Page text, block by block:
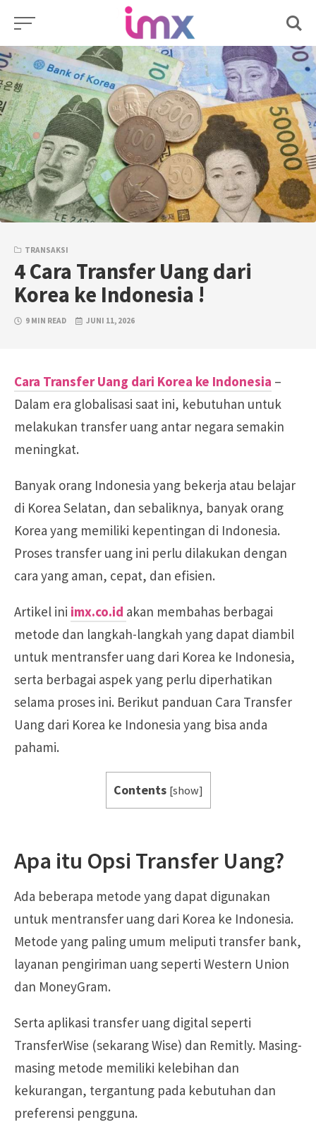
content
TRANSAKSI
4 Cara Transfer Uang dari
Korea ke Indonesia !
9 MIN READ JUNI 11, 2026
Cara Transfer Uang dari Korea ke Indonesia –
Dalam era globalisasi saat ini, kebutuhan untuk
melakukan transfer uang antar negara semakin
meningkat.
Banyak orang Indonesia yang bekerja atau belajar
di Korea Selatan, dan sebaliknya, banyak orang
Korea yang memiliki kepentingan di Indonesia.
Proses transfer uang ini perlu dilakukan dengan
cara yang aman, cepat, dan efisien.
Artikel ini imx.co.id akan membahas berbagai
metode dan langkah-langkah yang dapat diambil
untuk mentransfer uang dari Korea ke Indonesia,
serta berbagai aspek yang perlu diperhatikan
selama proses ini. Berikut panduan Cara Transfer
Uang dari Korea ke Indonesia yang bisa anda
pahami.
Contents [show]
Apa itu Opsi Transfer Uang?
Ada beberapa metode yang dapat digunakan
untuk mentransfer uang dari Korea ke Indonesia.
Metode yang paling umum meliputi transfer bank,
layanan pengiriman uang seperti Western Union
dan MoneyGram.
Serta aplikasi transfer uang digital seperti
TransferWise (sekarang Wise) dan Remitly. Masing-
masing metode memiliki kelebihan dan
kekurangan, tergantung pada kebutuhan dan
preferensi pengguna.